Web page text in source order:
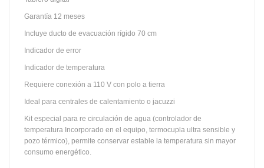
Garantía 12 meses
Incluye ducto de evacuación rígido 70 cm
Indicador de error
Indicador de temperatura
Requiere conexión a 110 V con polo a tierra
Ideal para centrales de calentamiento o jacuzzi
Kit especial para re circulación de agua (controlador de
temperatura Incorporado en el equipo, termocupla ultra sensible y
pozo térmico), permite conservar estable la temperatura sin mayor
consumo energético.